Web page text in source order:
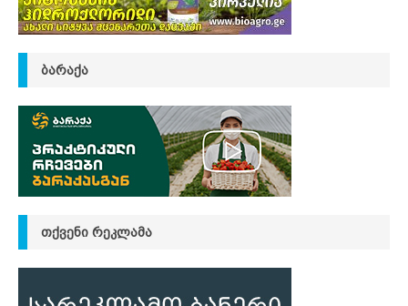
ᲑᲐᲠᲐᲥᲐ
ᲗᲥᲕᲔᲜᲘ ᲠᲔᲙᲚᲐᲛᲐ